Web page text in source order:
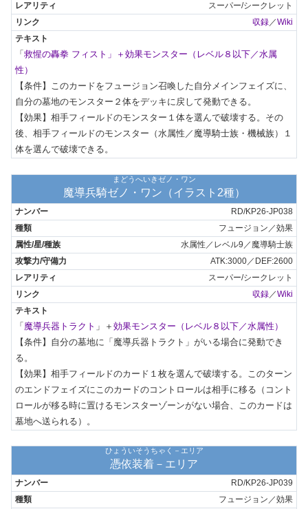
スーパー/シークレット
収録／Wiki
「 救惺の轟拳 フィスト」＋ 効果モンスター（レベル８以下／水属
性）
【条件】このカードをフュージョン召喚した自分メインフェイズに、
自分の墓地のモンスター２体をデッキに戻して発動できる。
【効果】相手フィールドのモンスター１体を選んで破壊する。その
後、相手フィールドのモンスター（水属性／魔導騎士族・機械族）１
体を選んで破壊できる。
まどうへいきゼノ・ワン
魔導兵騎ゼノ・ワン（イラスト2種）
RD/KP26-JP038
フュージョン／効果
水属性／レベル9／魔導騎士族
ATK:3000／DEF:2600
スーパー/シークレット
収録 ／Wiki
「魔導兵器トラクト 」＋ 効果モンスター（レベル８以下／水属性）
【条件】自分の墓地に「魔導兵器トラクト」がいる場合に発動でき
る。
【効果】相手フィールドのカード１枚を選んで破壊する。このターン
のエンドフェイズにこのカードのコントロールは相手に移る（コント
ロールが移る時に置けるモンスターゾーンがない場合、このカードは
墓地へ送られる）。
ひょういそうちゃく－エリア
憑依装着－エリア
RD/KP26-JP039
フュージョン／効果